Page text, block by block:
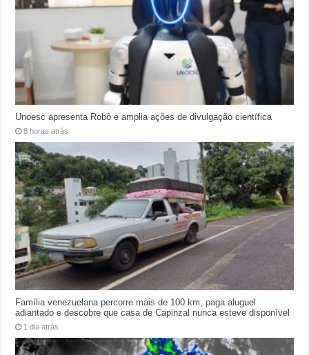
Unoesc apresenta Robô e amplia ações de divulgação científica
8 horas atrás
Família venezuelana percorre mais de 100 km, paga aluguel
adiantado e descobre que casa de Capinzal nunca esteve disponível
1 dia atrás